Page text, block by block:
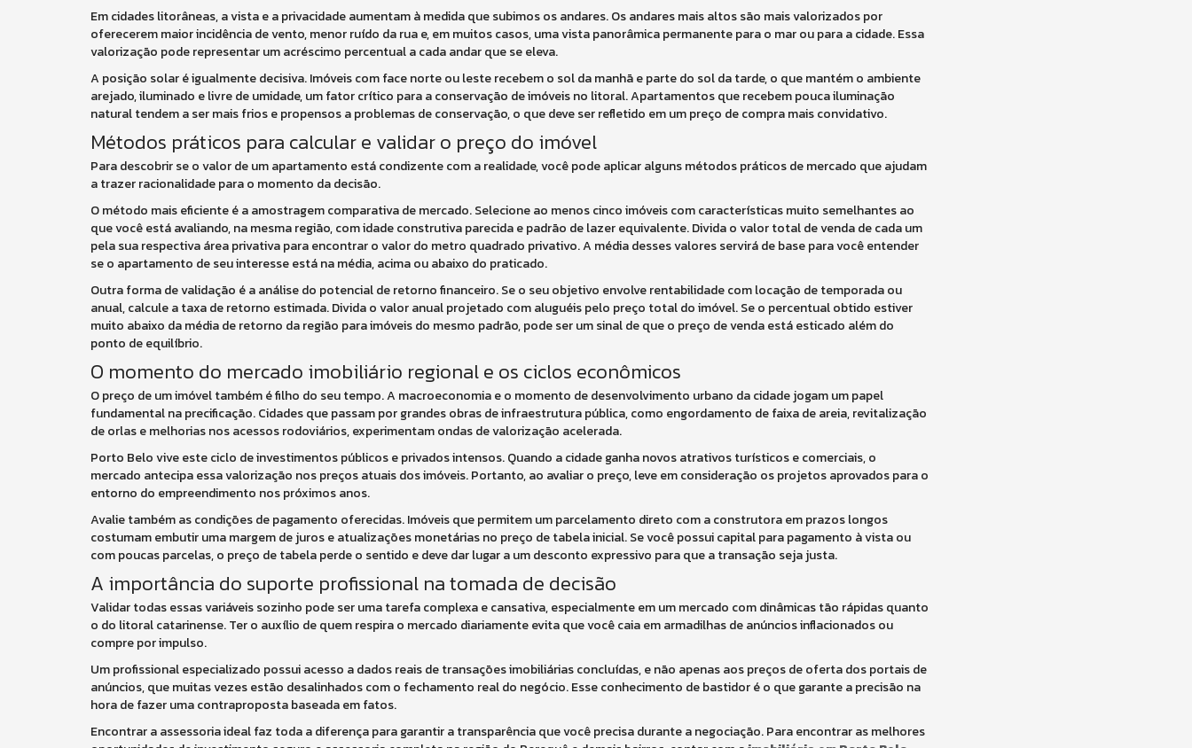
Em cidades litorâneas, a vista e a privacidade aumentam à medida que subimos os andares. Os andares mais altos são mais valorizados por
oferecerem maior incidência de vento, menor ruído da rua e, em muitos casos, uma vista panorâmica permanente para o mar ou para a cidade. Essa
valorização pode representar um acréscimo percentual a cada andar que se eleva.
A posição solar é igualmente decisiva. Imóveis com face norte ou leste recebem o sol da manhã e parte do sol da tarde, o que mantém o ambiente
arejado, iluminado e livre de umidade, um fator crítico para a conservação de imóveis no litoral. Apartamentos que recebem pouca iluminação
natural tendem a ser mais frios e propensos a problemas de conservação, o que deve ser refletido em um preço de compra mais convidativo.
Métodos práticos para calcular e validar o preço do imóvel
Para descobrir se o valor de um apartamento está condizente com a realidade, você pode aplicar alguns métodos práticos de mercado que ajudam
a trazer racionalidade para o momento da decisão.
O método mais eficiente é a amostragem comparativa de mercado. Selecione ao menos cinco imóveis com características muito semelhantes ao
que você está avaliando, na mesma região, com idade construtiva parecida e padrão de lazer equivalente. Divida o valor total de venda de cada um
pela sua respectiva área privativa para encontrar o valor do metro quadrado privativo. A média desses valores servirá de base para você entender
se o apartamento de seu interesse está na média, acima ou abaixo do praticado.
Outra forma de validação é a análise do potencial de retorno financeiro. Se o seu objetivo envolve rentabilidade com locação de temporada ou
anual, calcule a taxa de retorno estimada. Divida o valor anual projetado com aluguéis pelo preço total do imóvel. Se o percentual obtido estiver
muito abaixo da média de retorno da região para imóveis do mesmo padrão, pode ser um sinal de que o preço de venda está esticado além do
ponto de equilíbrio.
O momento do mercado imobiliário regional e os ciclos econômicos
O preço de um imóvel também é filho do seu tempo. A macroeconomia e o momento de desenvolvimento urbano da cidade jogam um papel
fundamental na precificação. Cidades que passam por grandes obras de infraestrutura pública, como engordamento de faixa de areia, revitalização
de orlas e melhorias nos acessos rodoviários, experimentam ondas de valorização acelerada.
Porto Belo vive este ciclo de investimentos públicos e privados intensos. Quando a cidade ganha novos atrativos turísticos e comerciais, o
mercado antecipa essa valorização nos preços atuais dos imóveis. Portanto, ao avaliar o preço, leve em consideração os projetos aprovados para o
entorno do empreendimento nos próximos anos.
Avalie também as condições de pagamento oferecidas. Imóveis que permitem um parcelamento direto com a construtora em prazos longos
costumam embutir uma margem de juros e atualizações monetárias no preço de tabela inicial. Se você possui capital para pagamento à vista ou
com poucas parcelas, o preço de tabela perde o sentido e deve dar lugar a um desconto expressivo para que a transação seja justa.
A importância do suporte profissional na tomada de decisão
Validar todas essas variáveis sozinho pode ser uma tarefa complexa e cansativa, especialmente em um mercado com dinâmicas tão rápidas quanto
o do litoral catarinense. Ter o auxílio de quem respira o mercado diariamente evita que você caia em armadilhas de anúncios inflacionados ou
compre por impulso.
Um profissional especializado possui acesso a dados reais de transações imobiliárias concluídas, e não apenas aos preços de oferta dos portais de
anúncios, que muitas vezes estão desalinhados com o fechamento real do negócio. Esse conhecimento de bastidor é o que garante a precisão na
hora de fazer uma contraproposta baseada em fatos.
Encontrar a assessoria ideal faz toda a diferença para garantir a transparência que você precisa durante a negociação. Para encontrar as melhores